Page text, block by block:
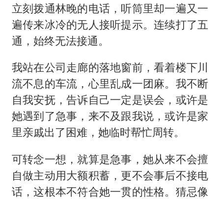
立刻拨通林晚的电话，听筒里却一遍又一
遍传来冰冷的无人接听提示。连续打了五
通，始终无法接通。
我站在公司走廊的落地窗前，看着楼下川
流不息的车流，心里乱成一团麻。我不断
自我安抚，告诉自己一定是误会，或许是
她遇到了急事，来不及跟我说，或许是家
里亲戚出了困难，她临时帮忙周转。
可转念一想，就算是急事，她从来不会擅
自做主动用大额积蓄，更不会事后不接电
话，这根本不符合她一贯的性格。猜忌像